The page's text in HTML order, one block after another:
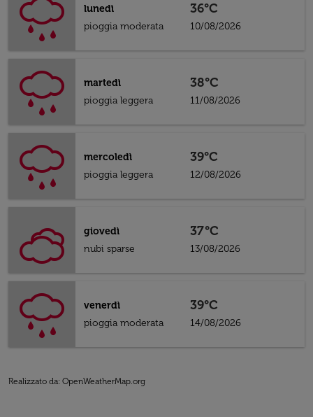
lunedì
pioggia moderata
36°C
10/08/2026
martedì
pioggia leggera
38°C
11/08/2026
mercoledì
pioggia leggera
39°C
12/08/2026
giovedì
nubi sparse
37°C
13/08/2026
venerdì
pioggia moderata
39°C
14/08/2026
Realizzato da: OpenWeatherMap.org